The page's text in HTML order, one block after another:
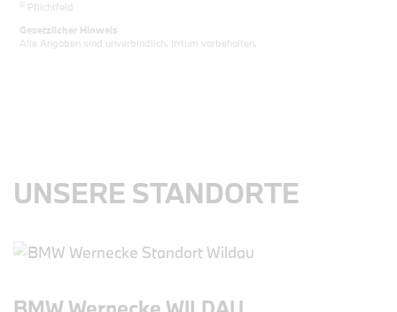
Pflichtfeld
Gesetzlicher Hinweis
Alle Angaben sind unverbindlich. Irrtum vorbehalten.
UNSERE STANDORTE